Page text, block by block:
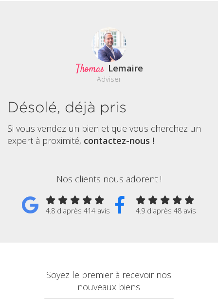
Thomas Lemaire
Adviser
Désolé, déjà pris
Si vous vendez un bien et que vous cherchez un
expert à proximité, contactez-nous !
Nos clients nous adorent !
4.8 d'après 414 avis 4.9 d'après 48 avis
Soyez le premier à recevoir nos
nouveaux biens